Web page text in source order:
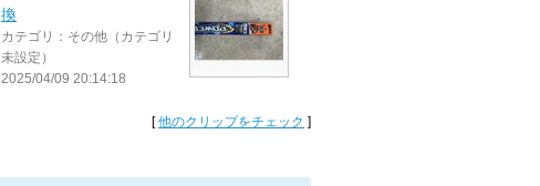
換
カテゴリ：その他（カテゴリ
未設定）
2025/04/09 20:14:18
[他のクリップをチェック ]